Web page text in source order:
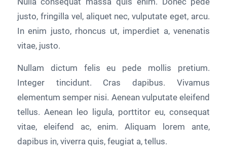
justo, fringilla vel, aliquet nec, vulputate eget, arcu.
In enim justo, rhoncus ut, imperdiet a, venenatis
vitae, justo.
Nullam dictum felis eu pede mollis pretium.
Integer tincidunt. Cras dapibus. Vivamus
elementum semper nisi. Aenean vulputate eleifend
tellus. Aenean leo ligula, porttitor eu, consequat
vitae, eleifend ac, enim. Aliquam lorem ante,
dapibus in, viverra quis, feugiat a, tellus.